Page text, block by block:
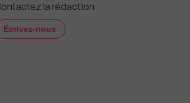
la rédaction
Écrivez-nous